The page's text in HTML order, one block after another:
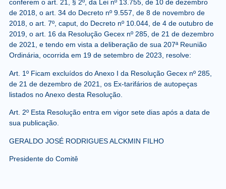
conferem o art. 21, § 2º, da Lei nº 13.755, de 10 de dezembro
de 2018, o art. 34 do Decreto nº 9.557, de 8 de novembro de
2018, o art. 7º, caput, do Decreto nº 10.044, de 4 de outubro de
2019, o art. 16 da Resolução Gecex nº 285, de 21 de dezembro
de 2021, e tendo em vista a deliberação de sua 207ª Reunião
Ordinária, ocorrida em 19 de setembro de 2023, resolve:
Art. 1º Ficam excluídos do Anexo I da Resolução Gecex nº 285,
de 21 de dezembro de 2021, os Ex-tarifários de autopeças
listados no Anexo desta Resolução.
Art. 2º Esta Resolução entra em vigor sete dias após a data de
sua publicação.
GERALDO JOSÉ RODRIGUES ALCKMIN FILHO
Presidente do Comitê